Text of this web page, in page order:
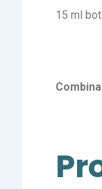
15 ml